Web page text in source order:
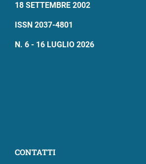
18 SETTEMBRE 2002
ISSN 2037-4801
N. 6 - 16 LUGLIO 2026
CONTATTI